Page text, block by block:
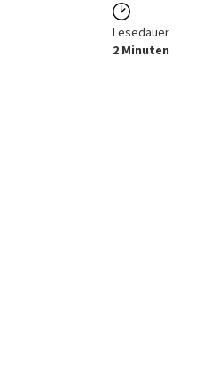
Lesedauer
2 Minuten